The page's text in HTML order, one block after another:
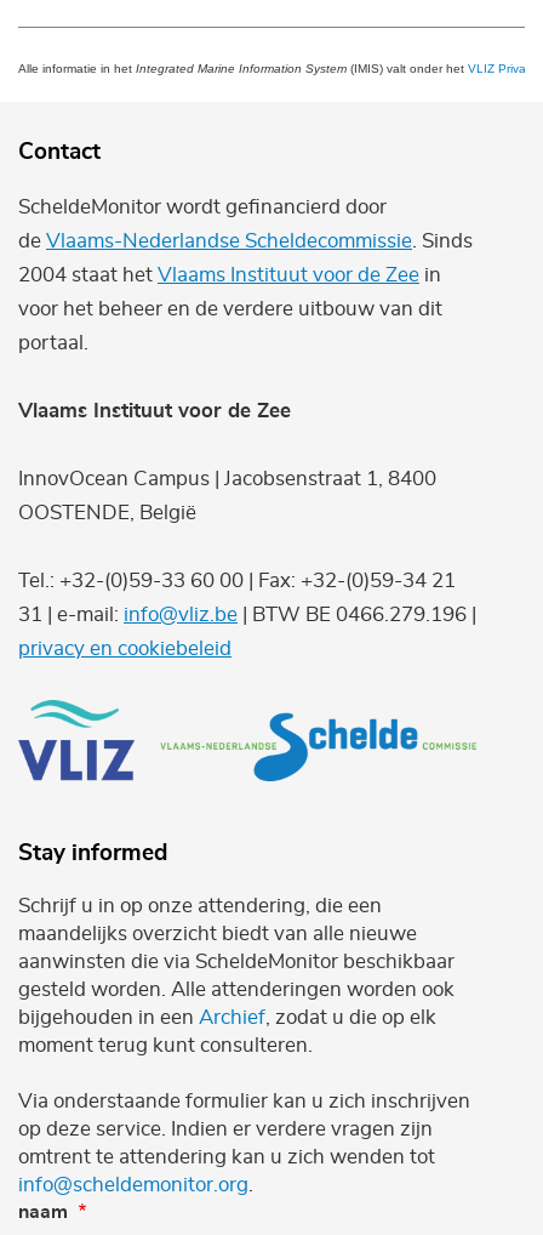
Alle informatie in het Integrated Marine Information System (IMIS) valt onder het VLIZ Privacy
Contact
ScheldeMonitor wordt gefinancierd door
de Vlaams-Nederlandse Scheldecommissie . Sinds
2004 staat het Vlaams Instituut voor de Zee in
voor het beheer en de verdere uitbouw van dit
portaal.
Vlaams Instituut voor de Zee
InnovOcean Campus | Jacobsenstraat 1, 8400
OOSTENDE, België
Tel.: +32-(0)59-33 60 00 | Fax: +32-(0)59-34 21
31 | e-mail: info@vliz.be | BTW BE 0466.279.196 |
privacy en cookiebeleid
Stay informed
Schrijf u in op onze attendering, die een
maandelijks overzicht biedt van alle nieuwe
aanwinsten die via ScheldeMonitor beschikbaar
gesteld worden. Alle attenderingen worden ook
bijgehouden in een Archief , zodat u die op elk
moment terug kunt consulteren.
Via onderstaande formulier kan u zich inschrijven
op deze service. Indien er verdere vragen zijn
omtrent te attendering kan u zich wenden tot
info@scheldemonitor.org
naam